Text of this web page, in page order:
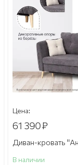
Цена:
61 390₽
Диван-кровать
В наличии